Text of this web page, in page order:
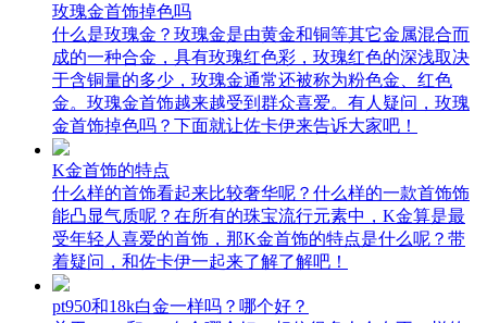
玫瑰金首饰掉色吗
什么是玫瑰金？玫瑰金是由黄金和铜等其它金属混合而
成的一种合金，具有玫瑰红色彩，玫瑰红色的深浅取决
于含铜量的多少，玫瑰金通常还被称为粉色金、红色
金。玫瑰金首饰越来越受到群众喜爱。有人疑问，玫瑰
金首饰掉色吗？下面就让佐卡伊来告诉大家吧！
K金首饰的特点
什么样的首饰看起来比较奢华呢？什么样的一款首饰饰
能凸显气质呢？在所有的珠宝流行元素中，K金算是最
受年轻人喜爱的首饰，那K金首饰的特点是什么呢？带
着疑问，和佐卡伊一起来了解了解吧！
pt950和18k白金一样吗？哪个好？